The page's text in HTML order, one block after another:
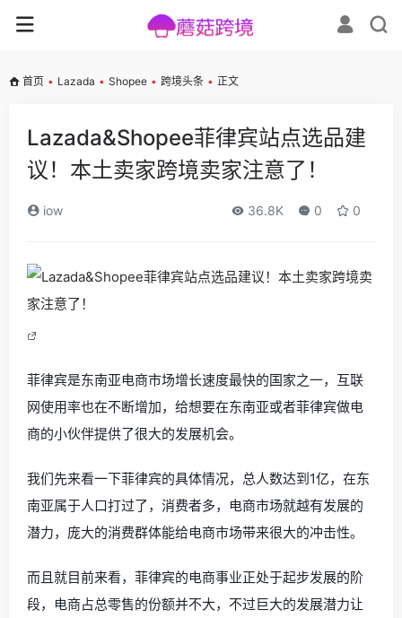
首页 • Lazada • Shopee • 跨境头条 • 正文
Lazada&Shopee菲律宾站点选品建
议！本土卖家跨境卖家注意了！
iow 36.8K 0 0
菲律宾是东南亚电商市场增长速度最快的国家之一，互联
网使用率也在不断增加，给想要在东南亚或者菲律宾做电
商的小伙伴提供了很大的发展机会。
我们先来看一下菲律宾的具体情况，总人数达到1亿，在东
南亚属于人口打过了，消费者多，电商市场就越有发展的
潜力，庞大的消费群体能给电商市场带来很大的冲击性。
而且就目前来看，菲律宾的电商事业正处于起步发展的阶
段，电商占总零售的份额并不大，不过巨大的发展潜力让